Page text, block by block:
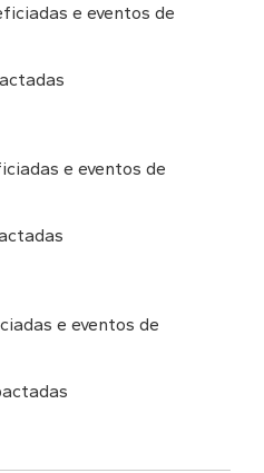
e eventos de
e eventos de
e eventos de